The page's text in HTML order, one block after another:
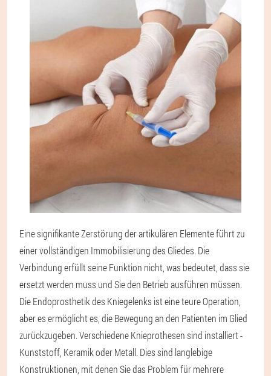
Eine signifikante Zerstörung der artikulären Elemente führt zu
einer vollständigen Immobilisierung des Gliedes. Die
Verbindung erfüllt seine Funktion nicht, was bedeutet, dass sie
ersetzt werden muss und Sie den Betrieb ausführen müssen.
Die Endoprosthetik des Kniegelenks ist eine teure Operation,
aber es ermöglicht es, die Bewegung an den Patienten im Glied
zurückzugeben. Verschiedene Knieprothesen sind installiert -
Kunststoff, Keramik oder Metall. Dies sind langlebige
Konstruktionen, mit denen Sie das Problem für mehrere